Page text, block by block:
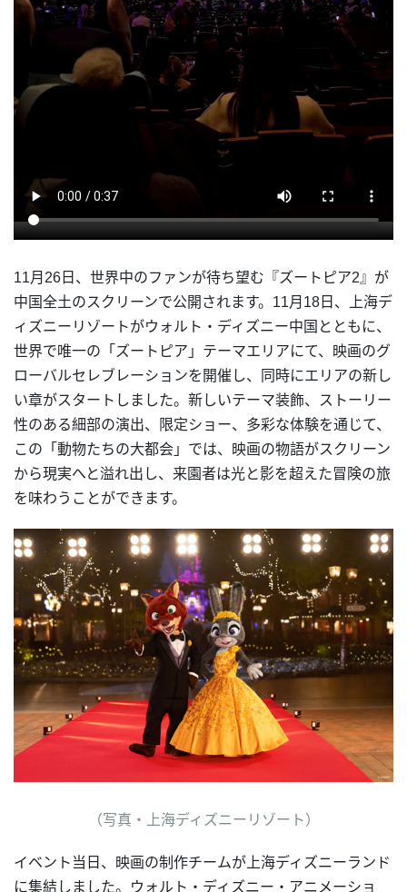
11月26日、世界中のファンが待ち望む『ズートピア2』が
中国全土のスクリーンで公開されます。11月18日、上海デ
ィズニーリゾートがウォルト・ディズニー中国とともに、
世界で唯一の「ズートピア」テーマエリアにて、映画のグ
ローバルセレブレーションを開催し、同時にエリアの新し
い章がスタートしました。新しいテーマ装飾、ストーリー
性のある細部の演出、限定ショー、多彩な体験を通じて、
この「動物たちの大都会」では、映画の物語がスクリーン
から現実へと溢れ出し、来園者は光と影を超えた冒険の旅
を味わうことができます。
（写真・上海ディズニーリゾート）
イベント当日、映画の制作チームが上海ディズニーランド
に集結しました。ウォルト・ディズニー・アニメーショ